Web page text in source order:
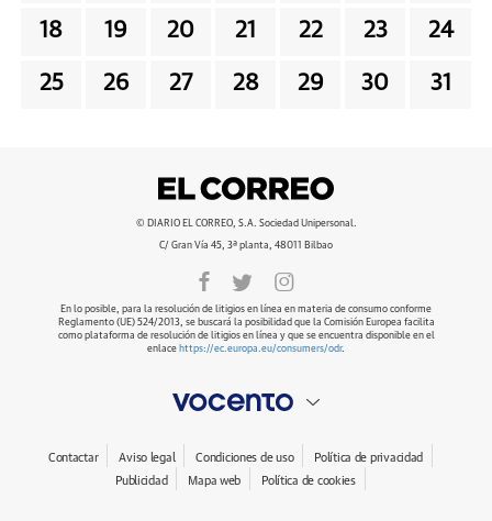
18 19 20 21 22 23 24
25 26 27 28 29 30 31
© DIARIO EL CORREO, S.A. Sociedad Unipersonal.
C/ Gran Vía 45, 3ª planta, 48011 Bilbao
En lo posible, para la resolución de litigios en línea en materia de consumo conforme
Reglamento (UE) 524/2013, se buscará la posibilidad que la Comisión Europea facilita
como plataforma de resolución de litigios en línea y que se encuentra disponible en el
enlace https://ec.europa.eu/consumers/odr.
Contactar Aviso legal Condiciones de uso
Política de privacidad
Publicidad
Mapa web Política de cookies